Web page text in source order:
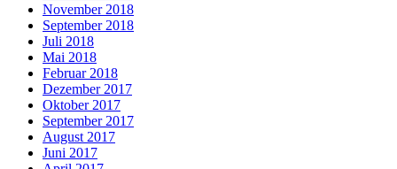
November 2018
September 2018
Juli 2018
Mai 2018
Februar 2018
Dezember 2017
Oktober 2017
September 2017
August 2017
Juni 2017